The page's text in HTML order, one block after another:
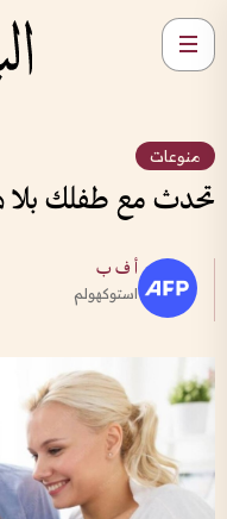
منوعات
تحدث مع طفلك بلا
أ ف ب
استوكهولم